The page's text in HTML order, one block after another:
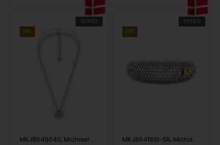
NYHED
19%
MKJ8546040, Michael Kors Premium Halskæde
NYHED
19%
MKJ8541931-56, Michael Kors Premium Ring